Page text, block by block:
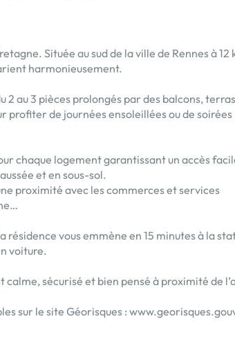
Située au sud de la ville de Rennes à 12
harmonieusement.
au 3 pièces prolongés par des balcons,
profiter de journées ensoleillées ou de soirées
chaque logement garantissant un accès
et en sous-sol.
proximité avec les commerces et services
résidence vous emmène en 15 minutes à la
voiture.
sécurisé et bien pensé à proximité de
sur le site Géorisques :